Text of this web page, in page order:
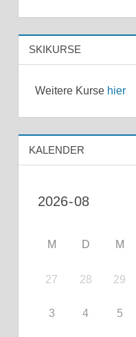
SKIKURSE
Weitere Kurse hier
KALENDER
M D M
27 28 29
3 4 5